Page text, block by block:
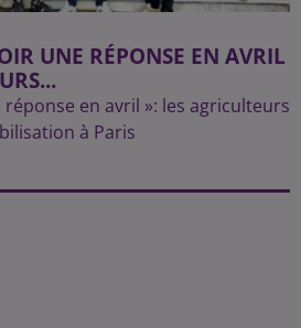
UNE RÉPONSE EN AVRIL
en avril »: les agriculteurs
à Paris